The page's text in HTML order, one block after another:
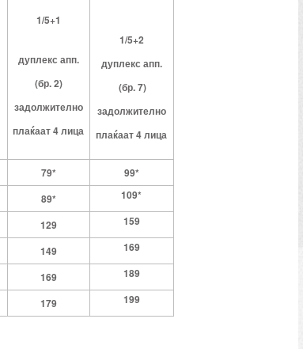
1/5+1
дуплексапп.
(бр.2)
задолжително
плаќаат 4 лица
1/5+2
дуплексапп.
(бр.7)
задолжително
плаќаат 4 лица
79*
99*
89* 109*
129
159
149
169
169
189
179 199